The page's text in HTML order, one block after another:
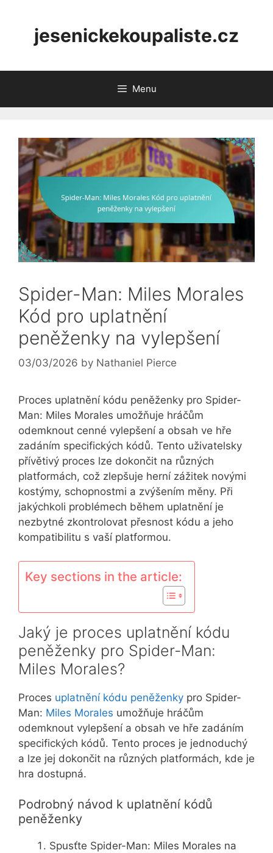
jesenickekoupaliste.cz
Menu
Spider-Man: Miles Morales
Kód pro uplatnění
peněženky na vylepšení
03/03/2026 by Nathaniel Pierce
Proces uplatnění kódu peněženky pro Spider-
Man: Miles Morales umožňuje hráčům
odemknout cenné vylepšení a obsah ve hře
zadáním specifických kódů. Tento uživatelsky
přívětivý proces lze dokončit na různých
platformách, což zlepšuje herní zážitek novými
kostýmy, schopnostmi a zvýšením měny. Při
jakýchkoli problémech během uplatnění je
nezbytné zkontrolovat přesnost kódu a jeho
kompatibilitu s vaší platformou.
Key sections in the article:
Jaký je proces uplatnění kódu
peněženky pro Spider-Man:
Miles Morales?
Proces uplatnění kódu peněženky pro Spider-
Man: Miles Morales umožňuje hráčům
odemknout vylepšení a obsah ve hře zadáním
specifických kódů. Tento proces je jednoduchý
a lze jej dokončit na různých platformách, kde je
hra dostupná.
Podrobný návod k uplatnění kódů
peněženky
Spusťte Spider-Man: Miles Morales na